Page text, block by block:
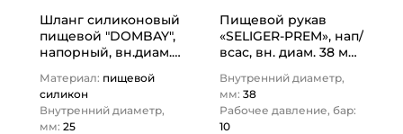
Шланг силиконовый
пищевой "DOMBAY",
напорный, вн.диам.
TITAN…
Материал: пищевой
силикон
Внутренний диаметр,
мм: 25
Пищевой рукав
«SELIGER-PREM», нап/
всас, вн. диам. 38 мм,
TL038SL-PR TITAN…
Внутренний диаметр,
мм: 38
Рабочее давление, бар:
10